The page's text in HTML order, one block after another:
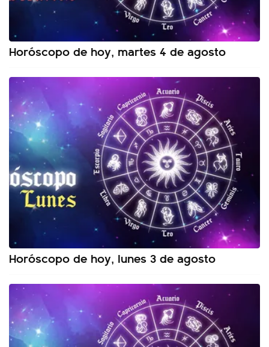
Horóscopo de hoy, martes 4 de agosto
Horóscopo de hoy, lunes 3 de agosto